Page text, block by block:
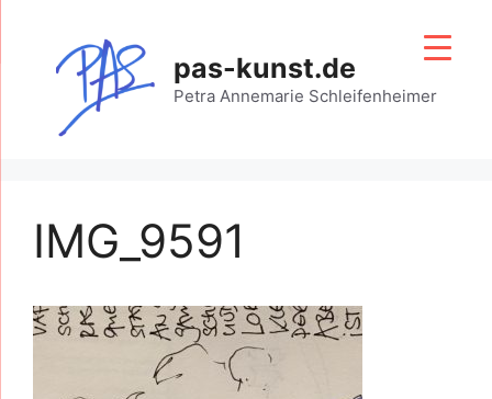
springen
pas-kunst.de
Petra Annemarie Schleifenheimer
IMG_9591